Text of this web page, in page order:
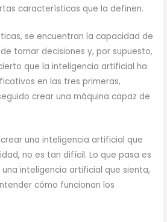
características que la definen.
se encuentran la capacidad de
tomar decisiones y, por supuesto,
que la inteligencia artificial ha
en las tres primeras,
crear una máquina capaz de
una inteligencia artificial que
no es tan difícil. Lo que pasa es
inteligencia artificial que sienta,
cómo funcionan los